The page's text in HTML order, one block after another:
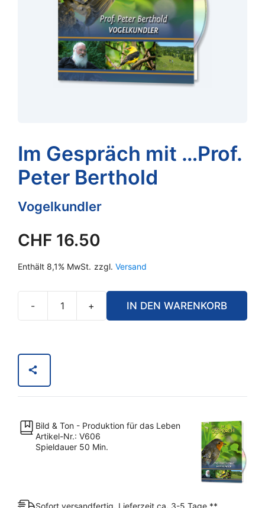
Im Gespräch mit …Prof.
Peter Berthold
Vogelkundler
CHF 16.50
Enthält 8,1% MwSt. zzgl. Versand
-
Menge
+ IN DEN WARENKORB
Bild & Ton - Produktion für das Leben
Artikel-Nr.: V606
Spieldauer 50 Min.
Sofort versandfertig, Lieferzeit ca. 3-5 Tage **